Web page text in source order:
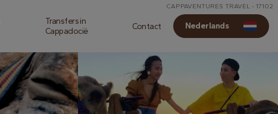
CAPPAVENTURES TRAVEL - 17102
Transfers in
Cappadocië
Contact Nederlands